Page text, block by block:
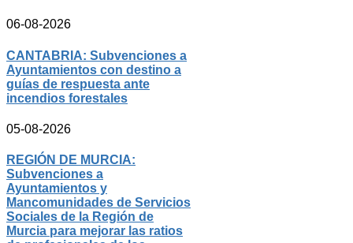
06-08-2026
CANTABRIA: Subvenciones a
Ayuntamientos con destino a
guías de respuesta ante
incendios forestales
05-08-2026
REGIÓN DE MURCIA:
Subvenciones a
Ayuntamientos y
Mancomunidades de Servicios
Sociales de la Región de
Murcia para mejorar las ratios